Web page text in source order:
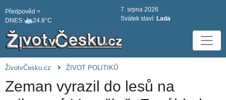
DNES: 24.8°C
Předpověd >
7. srpna 2026
Svátek slaví: Lada
ŽivotvČesku.cz ŽIVOT POLITIKŮ
Zeman vyrazil do lesů na